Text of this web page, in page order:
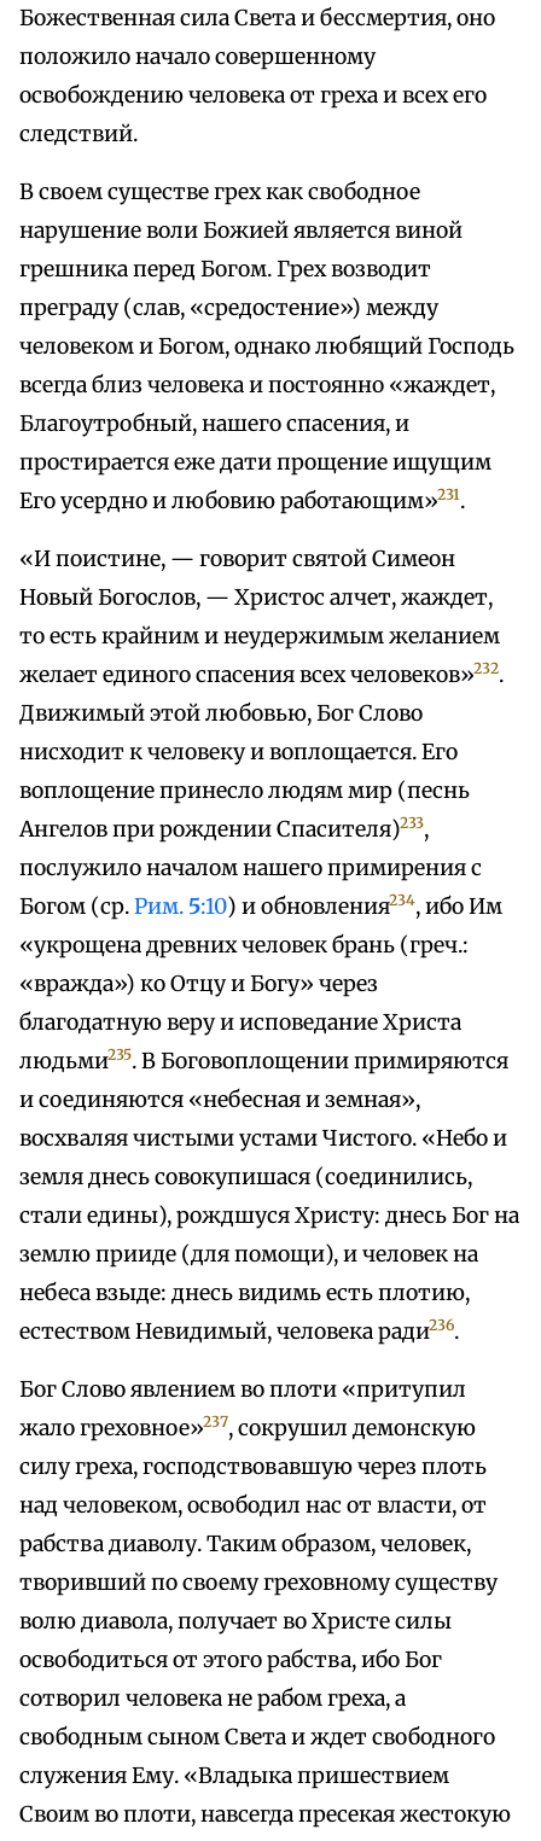
Божественная сила Света и бессмертия, оно
положило начало совершенному
освобождению человека от греха и всех его
следствий.
В своем существе грех как свободное
нарушение воли Божией является виной
грешника перед Богом. Грех возводит
преграду (слав, «средостение») между
человеком и Богом, однако любящий Господь
всегда близ человека и постоянно «жаждет,
Благоутробный, нашего спасения, и
простирается еже дати прощение ищущим
Его усердно и любовию работающим»231.
«И поистине, — говорит святой Симеон
Новый Богослов, — Христос алчет, жаждет,
то есть крайним и неудержимым желанием
желает единого спасения всех человеков»232.
Движимый этой любовью, Бог Слово
нисходит к человеку и воплощается. Его
воплощение принесло людям мир (песнь
Ангелов при рождении Спасителя)233,
послужило началом нашего примирения с
Богом (ср.Рим. 5:10) и обновления234, ибо Им
«укрощена древних человек брань (греч.:
«вражда») ко Отцу и Богу» через
благодатную веру и исповедание Христа
людьми235. В Боговоплощении примиряются
и соединяются «небесная и земная»,
восхваляя чистыми устами Чистого. «Небо и
земля днесь совокупишася (соединились,
стали едины), рождшуся Христу: днесь Бог на
землю прииде (для помощи), и человек на
небеса взыде: днесь видимь есть плотию,
естеством Невидимый, человека ради236.
Бог Слово явлением во плоти «притупил
жало греховное»237, сокрушил демонскую
силу греха, господствовавшую через плоть
над человеком, освободил нас от власти, от
рабства диаволу. Таким образом, человек,
творивший по своему греховному существу
волю диавола, получает во Христе силы
освободиться от этого рабства, ибо Бог
сотворил человека не рабом греха, а
свободным сыном Света и ждет свободного
служения Ему. «Владыка пришествием
Своим во плоти, навсегда пресекая жестокую